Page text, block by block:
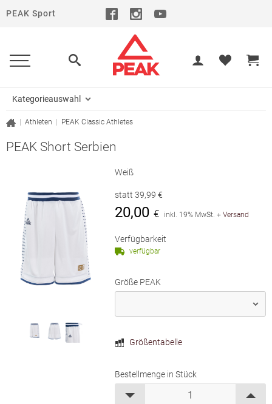
PEAK Sport
Kategorieauswahl
Athleten PEAK Classic Athletes
PEAK Short Serbien
Weiß
statt39,99 €
20,00 € inkl. 19% MwSt. +Versand
Verfügbarkeit
verfügbar
Größe PEAK
Größentabelle
Bestellmenge in Stück